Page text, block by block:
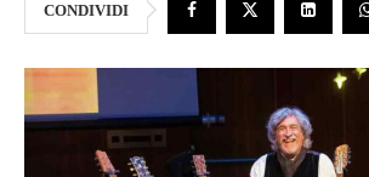
CONDIVIDI